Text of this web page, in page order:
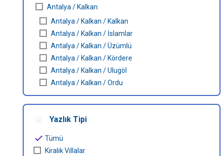
Bungalov Evler
Kahvaltı Dahil Villalar
Tüm Villalar
Antalya / Kalkan
Antalya / Kalkan / Kalkan
Antalya / Kalkan / İslamlar
Antalya / Kalkan / Üzümlü
Antalya / Kalkan / Kördere
Antalya / Kalkan / Ulugöl
Antalya / Kalkan / Ordu
Antalya / Kalkan / Kışla
Antalya / Kalkan / Kalamar
Antalya / Kalkan / Palamut
Yazlık Tipi
Tümü
Kiralık Villalar